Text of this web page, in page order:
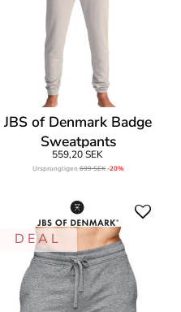
JBS of Denmark Badge
Sweatpants
559,20 SEK
Ursprungligen699 SEK-20%
D E A L